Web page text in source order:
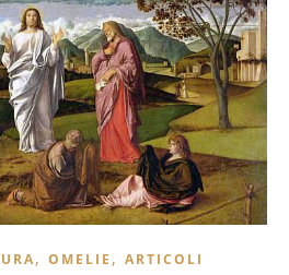
, OMELIE , ARTICOLI